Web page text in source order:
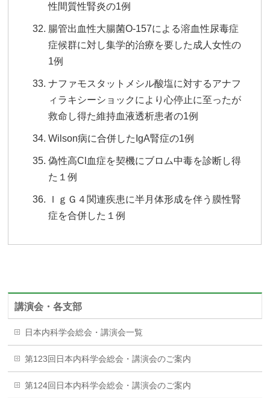
性間質性腎炎の1例
腸管出血性大腸菌O‐157による溶血性尿毒症
症候群に対し集学的治療を要した成人女性の
1例
ナファモスタットメシル酸塩に対するアナフ
ィラキシーショックにより心停止に至ったが
救命し得た維持血液透析患者の1例
Wilson病に合併したIgA腎症の1例
偽性高Cl血症を契機にブロム中毒を診断し得
た１例
ＩｇＧ４関連疾患に半月体形成を伴う膜性腎
症を合併した１例
講演会・各支部
日本内科学会総会・講演会一覧
第123回日本内科学会総会・講演会のご案内
第124回日本内科学会総会・講演会のご案内